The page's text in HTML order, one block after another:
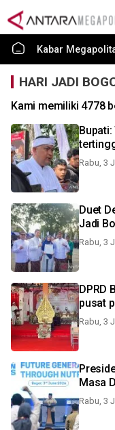
Kabar
HARI JADI
Kami memiliki 4778
Rabu, 3
Duet
Jadi
Rabu, 3
DPRD
pusat
Rabu, 3
Masa
Rabu, 3